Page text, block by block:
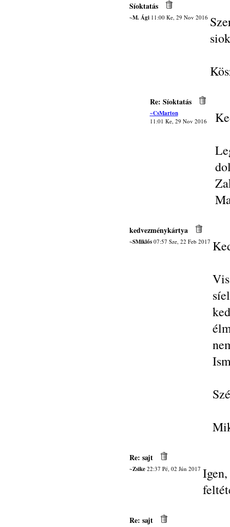
Síoktatás
~M. Ági11:00 Ke, 29 Nov 2016
Re: Síoktatás
~CsMarton
11:01 Ke, 29 Nov 2016
kedvezménykártya
~SMiklós07:57 Sze, 22 Feb 2017
Re: sajt
~Zsike22:37 Pé, 02 Jún 2017
Re: sajt